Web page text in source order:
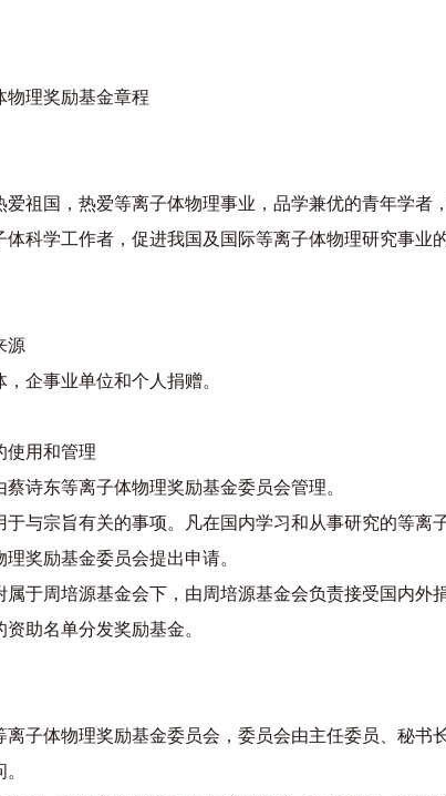
物理奖励基金章程
爱祖国，热爱等离子体物理事业，品学兼优的青年学者
体科学工作者，促进我国及国际等离子体物理研究事业
源
企事业单位和个人捐赠。
使用和管理
蔡诗东等离子体物理奖励基金委员会管理。
于与宗旨有关的事项。凡在国内学习和从事研究的等离
奖励基金委员会提出申请。
属于周培源基金会下，由周培源基金会负责接受国内外
助名单分发奖励基金。
离子体物理奖励基金委员会，委员会由主任委员、秘书